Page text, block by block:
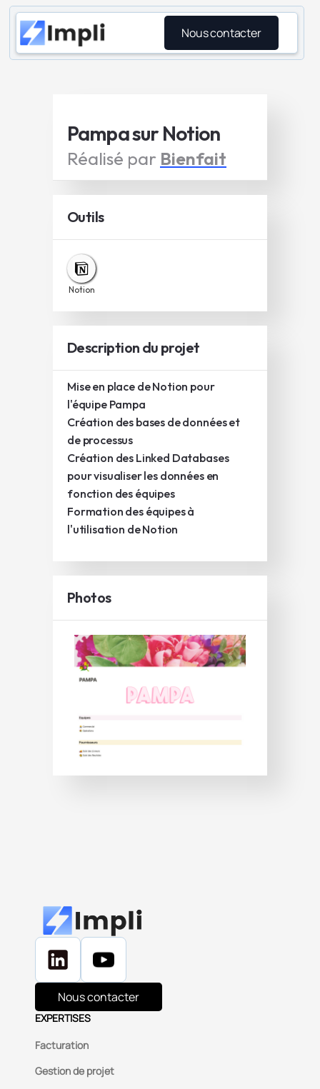
Nous contacter
Pampa sur Notion
Réalisé par Bienfait
Outils
Notion
Description du projet
Mise en place de Notion pour
l'équipe Pampa
Création des bases de données et
de processus
Création des Linked Databases
pour visualiser les données en
fonction des équipes
Formation des équipes à
l'utilisation de Notion
Photos
Nous contacter
EXPERTISES
Facturation
Gestion de projet